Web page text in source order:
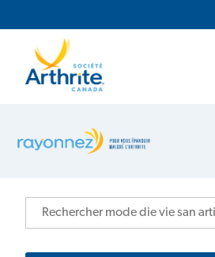
Navigation secondaire
Mode de vie sain